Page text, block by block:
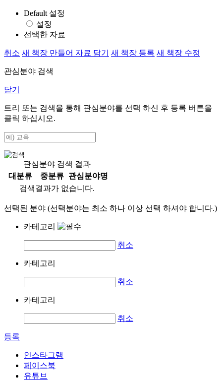
Default 설정
설정
선택한 자료
취소 새 책장 만들어 자료 담기 새 책장 등록 새 책장 수정
관심분야 검색
닫기
트리 또는 검색을 통해 관심분야를 선택 하신 후 등록 버튼을
클릭 하십시오.
관심분야 검색 결과
대분류
중분류
관심분야명
검색결과가 없습니다.
선택된 분야 (선택분야는 최소 하나 이상 선택 하셔야 합니다.)
카테고리
취소
카테고리
취소
카테고리
취소
등록
인스타그램
페이스북
유튜브